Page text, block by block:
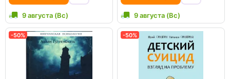
9 августа (Вс) 9 августа (Вс)
-50% -50%